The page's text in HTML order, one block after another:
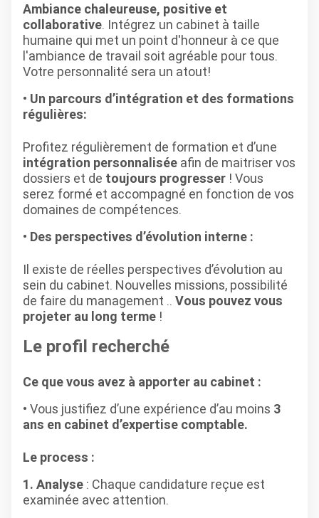
Ambiance chaleureuse, positive et
collaborative. Intégrez un cabinet à taille
humaine qui met un point d'honneur à ce que
l'ambiance de travail soit agréable pour tous.
Votre personnalité sera un atout!
Un parcours d’intégration et des formations
régulières:
Profitez régulièrement de formation et d’une
intégration personnalisée afin de maitriser vos
dossiers et de toujours progresser ! Vous
serez formé et accompagné en fonction de vos
domaines de compétences.
Des perspectives d’évolution interne :
Il existe de réelles perspectives d’évolution au
sein du cabinet. Nouvelles missions, possibilité
de faire du management .. Vous pouvez vous
projeter au long terme !
Le profil recherché
Ce que vous avez à apporter au cabinet :
Vous justifiez d’une expérience d’au moins 3
ans en cabinet d’expertise comptable.
Le process :
1. Analyse : Chaque candidature reçue est
examinée avec attention.